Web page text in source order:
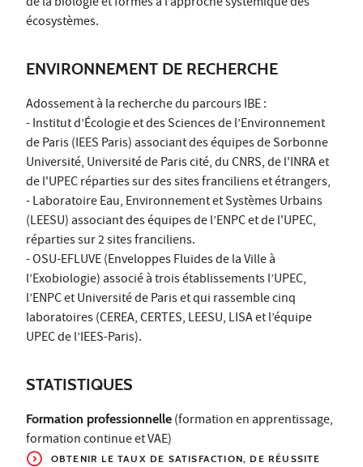
écosystèmes.
ENVIRONNEMENT DE RECHERCHE
Adossement à la recherche du parcours IBE :
- Institut d’Écologie et des Sciences de l’Environnement
de Paris (IEES Paris) associant des équipes de Sorbonne
Université, Université de Paris cité, du CNRS, de l'INRA et
de l'UPEC réparties sur des sites franciliens et étrangers,
- Laboratoire Eau, Environnement et Systèmes Urbains
(LEESU) associant des équipes de l’ENPC et de l'UPEC,
réparties sur 2 sites franciliens.
- OSU-EFLUVE (Enveloppes Fluides de la Ville à
l’Exobiologie) associé à trois établissements l’UPEC,
l’ENPC et Université de Paris et qui rassemble cinq
laboratoires (CEREA, CERTES, LEESU, LISA et l’équipe
UPEC de l’IEES-Paris).
STATISTIQUES
Formation professionnelle (formation en apprentissage,
formation continue et VAE)
OBTENIR LE TAUX DE SATISFACTION, DE RÉUSSITE